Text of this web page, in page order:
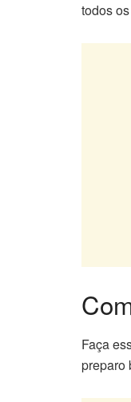
todos
Faça
preparo